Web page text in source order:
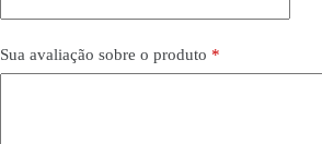
Sua avaliação sobre o produto *